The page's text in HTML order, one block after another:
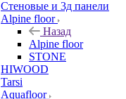
Стеновые и 3д панели
Alpine floor
Назад
Alpine floor
STONE
HIWOOD
Tarsi
Aquafloor